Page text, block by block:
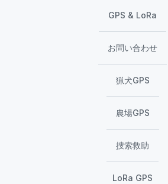
GPS & LoRa
お問い合わせ
猟犬GPS
農場GPS
捜索救助
LoRa GPS